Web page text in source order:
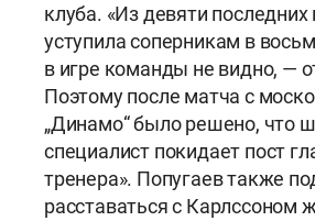
клуба. «Из девяти
уступила соперникам в
в игре команды не видно, —
Поэтому после матча с
„Динамо“ было решено, что
специалист покидает пост
тренера». Попугаев также
расставаться с Карлссоном